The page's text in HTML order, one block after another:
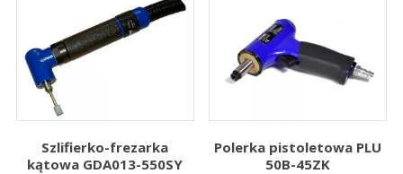
Szlifierko-frezarka
kątowa GDA013-550SY
Polerka pistoletowa PLU
50B-45ZK